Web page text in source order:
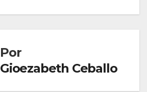
Por
Gioezabeth Ceballo